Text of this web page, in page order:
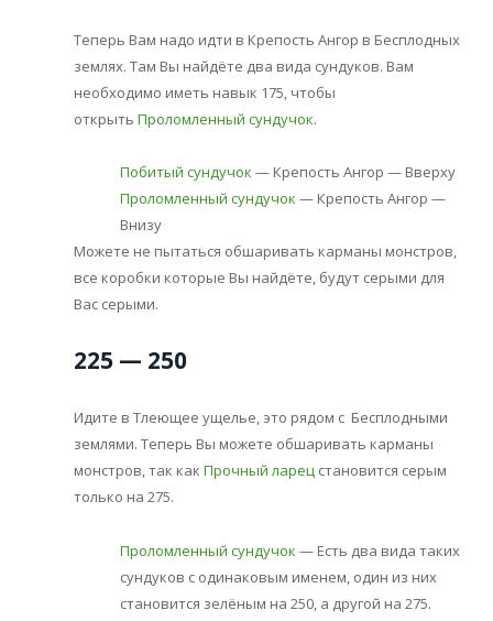
Теперь Вам надо идти в Крепость Ангор в Бесплодных
землях. Там Вы найдёте два вида сундуков. Вам
необходимо иметь навык 175, чтобы
открыть Проломленный сундучок.
Побитый сундучок — Крепость Ангор — Вверху
Проломленный сундучок — Крепость Ангор —
Внизу
Можете не пытаться обшаривать карманы монстров,
все коробки которые Вы найдёте, будут серыми для
Вас серыми.
225 — 250
Идите в Тлеющее ущелье, это рядом с Бесплодными
землями. Теперь Вы можете обшаривать карманы
монстров, так как Прочный ларец становится серым
только на 275.
Проломленный сундучок — Есть два вида таких
сундуков с одинаковым именем, один из них
становится зелёным на 250, а другой на 275.